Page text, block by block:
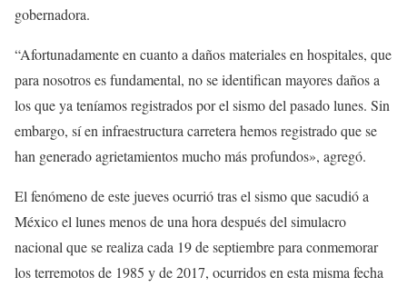
gobernadora.
“Afortunadamente en cuanto a daños materiales en hospitales, que
para nosotros es fundamental, no se identifican mayores daños a
los que ya teníamos registrados por el sismo del pasado lunes. Sin
embargo, sí en infraestructura carretera hemos registrado que se
han generado agrietamientos mucho más profundos», agregó.
El fenómeno de este jueves ocurrió tras el sismo que sacudió a
México el lunes menos de una hora después del simulacro
nacional que se realiza cada 19 de septiembre para conmemorar
los terremotos de 1985 y de 2017, ocurridos en esta misma fecha